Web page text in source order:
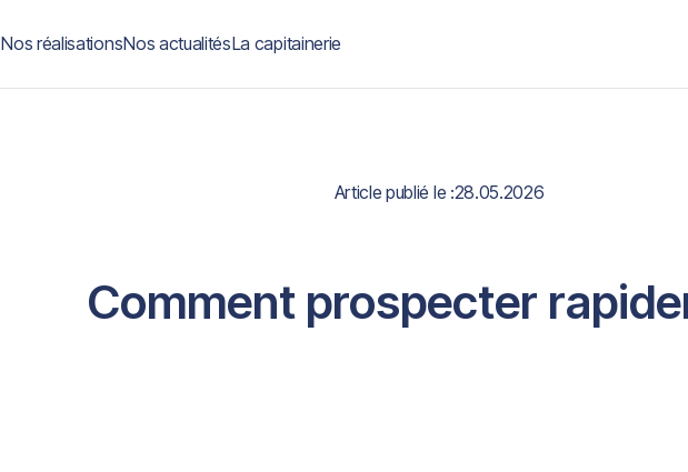
Nos réalisationsNos actualitésLa capitainerie
Article publié le :28.05.2026
Comment prospecter